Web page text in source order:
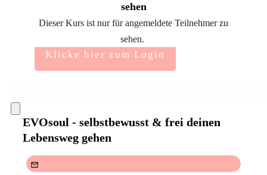
sehen
Dieser Kurs ist nur für angemeldete Teilnehmer zu
sehen.
Klicke hier zum Login
EVOsoul - selbstbewusst & frei deinen
Lebensweg gehen